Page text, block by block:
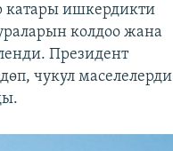
катары ишкердикти
колдоо жана
Президент
чукул маселелерди